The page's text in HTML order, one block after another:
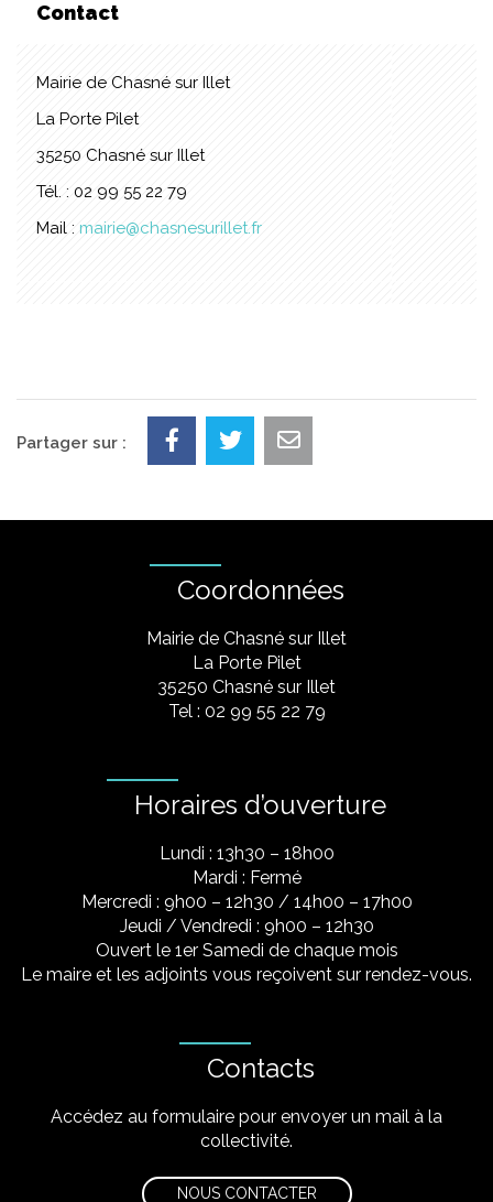
Contact
Mairie de Chasné sur Illet
La Porte Pilet
35250 Chasné sur Illet
Tél. : 02 99 55 22 79
Mail : mairie@chasnesurillet.fr
Partager sur :
Coordonnées
Mairie de Chasné sur Illet
La Porte Pilet
35250 Chasné sur Illet
Tel : 02 99 55 22 79
Horaires d’ouverture
Lundi : 13h30 – 18h00
Mardi : Fermé
Mercredi : 9h00 – 12h30 / 14h00 – 17h00
Jeudi / Vendredi : 9h00 – 12h30
Ouvert le 1er Samedi de chaque mois
Le maire et les adjoints vous reçoivent sur rendez-vous.
Contacts
Accédez au formulaire pour envoyer un mail à la
collectivité.
NOUS CONTACTER